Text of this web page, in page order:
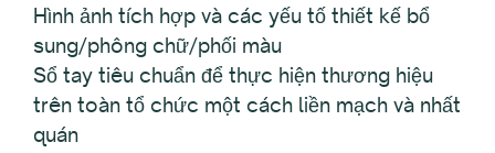
Hình ảnh tích hợp và các yếu tố thiết kế bổ
sung/phông chữ/phối màu
Sổ tay tiêu chuẩn để thực hiện thương hiệu
trên toàn tổ chức một cách liền mạch và nhất
quán